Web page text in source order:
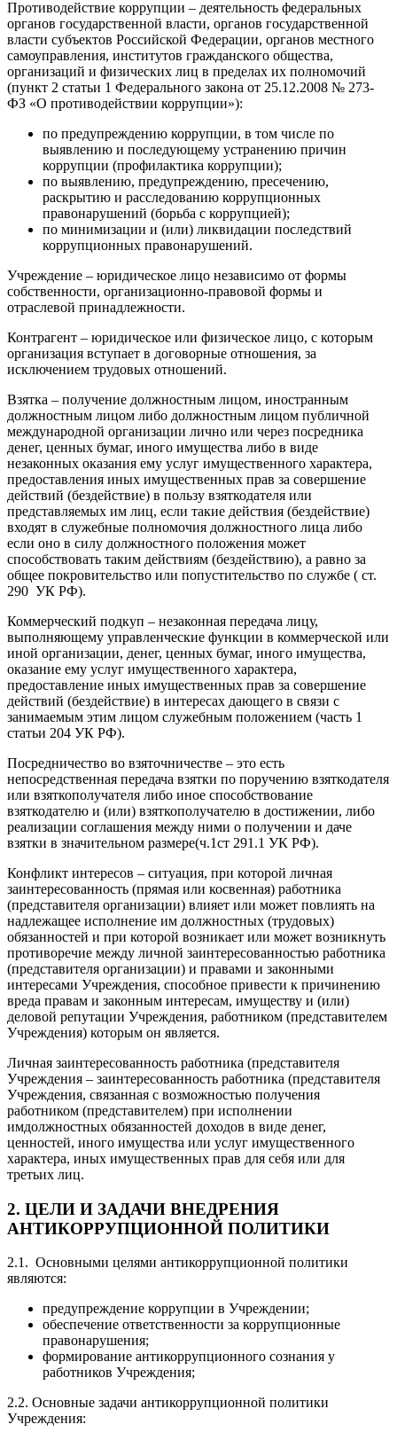
Противодействие коррупции – деятельность федеральных
органов государственной власти, органов государственной
власти субъектов Российской Федерации, органов местного
самоуправления, институтов гражданского общества,
организаций и физических лиц в пределах их полномочий
(пункт 2 статьи 1 Федерального закона от 25.12.2008 № 273-
ФЗ «О противодействии коррупции»):
по предупреждению коррупции, в том числе по
выявлению и последующему устранению причин
коррупции (профилактика коррупции);
по выявлению, предупреждению, пресечению,
раскрытию и расследованию коррупционных
правонарушений (борьба с коррупцией);
по минимизации и (или) ликвидации последствий
коррупционных правонарушений.
Учреждение – юридическое лицо независимо от формы
собственности, организационно-правовой формы и
отраслевой принадлежности.
Контрагент – юридическое или физическое лицо, с которым
организация вступает в договорные отношения, за
исключением трудовых отношений.
Взятка – получение должностным лицом, иностранным
должностным лицом либо должностным лицом публичной
международной организации лично или через посредника
денег, ценных бумаг, иного имущества либо в виде
незаконных оказания ему услуг имущественного характера,
предоставления иных имущественных прав за совершение
действий (бездействие) в пользу взяткодателя или
представляемых им лиц, если такие действия (бездействие)
входят в служебные полномочия должностного лица либо
если оно в силу должностного положения может
способствовать таким действиям (бездействию), а равно за
общее покровительство или попустительство по службе ( ст.
290 УК РФ).
Коммерческий подкуп – незаконная передача лицу,
выполняющему управленческие функции в коммерческой или
иной организации, денег, ценных бумаг, иного имущества,
оказание ему услуг имущественного характера,
предоставление иных имущественных прав за совершение
действий (бездействие) в интересах дающего в связи с
занимаемым этим лицом служебным положением (часть 1
статьи 204 УК РФ).
Посредничество во взяточничестве – это есть
непосредственная передача взятки по поручению взяткодателя
или взяткополучателя либо иное способствование
взяткодателю и (или) взяткополучателю в достижении, либо
реализации соглашения между ними о получении и даче
взятки в значительном размере(ч.1ст 291.1 УК РФ).
Конфликт интересов – ситуация, при которой личная
заинтересованность (прямая или косвенная) работника
(представителя организации) влияет или может повлиять на
надлежащее исполнение им должностных (трудовых)
обязанностей и при которой возникает или может возникнуть
противоречие между личной заинтересованностью работника
(представителя организации) и правами и законными
интересами Учреждения, способное привести к причинению
вреда правам и законным интересам, имуществу и (или)
деловой репутации Учреждения, работником (представителем
Учреждения) которым он является.
Личная заинтересованность работника (представителя
Учреждения – заинтересованность работника (представителя
Учреждения, связанная с возможностью получения
работником (представителем) при исполнении
имдолжностных обязанностей доходов в виде денег,
ценностей, иного имущества или услуг имущественного
характера, иных имущественных прав для себя или для
третьих лиц.
2. ЦЕЛИ И ЗАДАЧИ ВНЕДРЕНИЯ
АНТИКОРРУПЦИОННОЙ ПОЛИТИКИ
2.1. Основными целями антикоррупционной политики
являются:
предупреждение коррупции в Учреждении;
обеспечение ответственности за коррупционные
правонарушения;
формирование антикоррупционного сознания у
работников Учреждения;
2.2. Основные задачи антикоррупционной политики
Учреждения: